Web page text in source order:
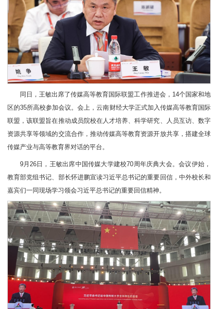
同日，王敏出席了传媒高等教育国际联盟工作推进会，14个国家和地
区的35所高校参加会议。会上，云南财经大学正式加入传媒高等教育国际
联盟，该联盟旨在推动成员院校在人才培养、科学研究、人员互访、数字
资源共享等领域的交流合作，推动传媒高等教育资源开放共享，搭建全球
传媒产业与高等教育界对话的平台。
9月26日，王敏出席中国传媒大学建校70周年庆典大会。会议伊始，
教育部党组书记、部长怀进鹏宣读习近平总书记的重要回信，中外校长和
嘉宾们一同现场学习领会习近平总书记的重要回信精神。